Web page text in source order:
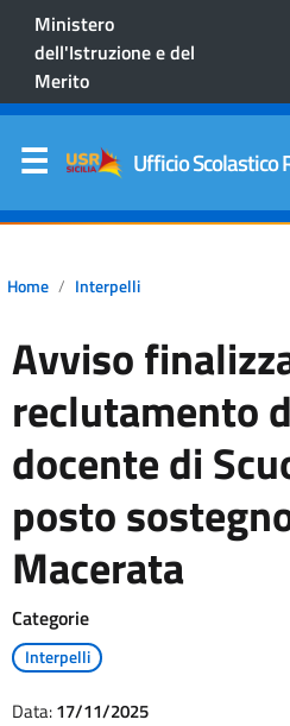
Ministero
dell'Istruzione e del
Merito
Ufficio Scolastico
Home Interpelli
Avviso
reclutamento
docente di
posto
Macerata
Categorie
Interpelli
Data:17/11/2025